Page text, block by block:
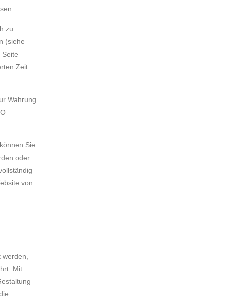
zu
(siehe
Zeit
Wahrung
Sie
oder
von
Mit